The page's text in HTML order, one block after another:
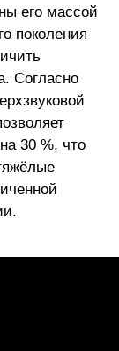
его массой
поколения
Согласно
30 %, что